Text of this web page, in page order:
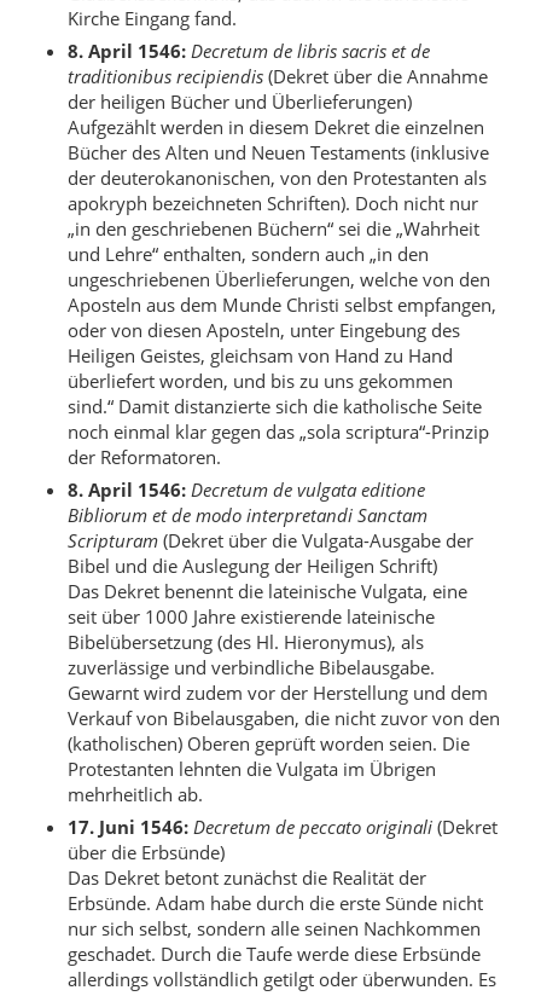
Kirche Eingang fand.
8. April 1546: Decretum de libris sacris et de
traditionibus recipiendis(Dekret über die Annahme
der heiligen Bücher und Überlieferungen)
Aufgezählt werden in diesem Dekret die einzelnen
Bücher des Alten und Neuen Testaments (inklusive
der deuterokanonischen, von den Protestanten als
apokryph bezeichneten Schriften). Doch nicht nur
„in den geschriebenen Büchern“ sei die „Wahrheit
und Lehre“ enthalten, sondern auch „in den
ungeschriebenen Überlieferungen, welche von den
Aposteln aus dem Munde Christi selbst empfangen,
oder von diesen Aposteln, unter Eingebung des
Heiligen Geistes, gleichsam von Hand zu Hand
überliefert worden, und bis zu uns gekommen
sind.“ Damit distanzierte sich die katholische Seite
noch einmal klar gegen das „sola scriptura“-Prinzip
der Reformatoren.
8. April 1546: Decretum de vulgata editione
Bibliorum et de modo interpretandi Sanctam
Scripturam(Dekret über die Vulgata-Ausgabe der
Bibel und die Auslegung der Heiligen Schrift)
Das Dekret benennt die lateinische Vulgata, eine
seit über 1000 Jahre existierende lateinische
Bibelübersetzung (des Hl. Hieronymus), als
zuverlässige und verbindliche Bibelausgabe.
Gewarnt wird zudem vor der Herstellung und dem
Verkauf von Bibelausgaben, die nicht zuvor von den
(katholischen) Oberen geprüft worden seien. Die
Protestanten lehnten die Vulgata im Übrigen
mehrheitlich ab.
17. Juni 1546: Decretum de peccato originali(Dekret
über die Erbsünde)
Das Dekret betont zunächst die Realität der
Erbsünde. Adam habe durch die erste Sünde nicht
nur sich selbst, sondern alle seinen Nachkommen
geschadet. Durch die Taufe werde diese Erbsünde
allerdings vollständlich getilgt oder überwunden. Es